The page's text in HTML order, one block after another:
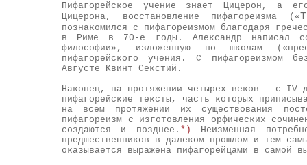
Пифагорейское учение знает Цицерон, а
Цицерона, восстановление пифагореизма («
познакомился с пифагореизмом благодаря
в Риме в 70-е годы. Александр написал
философии», изложенную по школам
пифагорейского учения. С пифагореизмом
Августе Квинт Секстий.
Наконец, на протяжении четырех веков — с
пифагорейские тексты, часть которых
на всем протяжении их существования
пифагореизм с изготовления орфических
создаются и позднее. *) Неизменная
предшественников в далеком прошлом и тем
оказывается выражена пифагорейцами в самой